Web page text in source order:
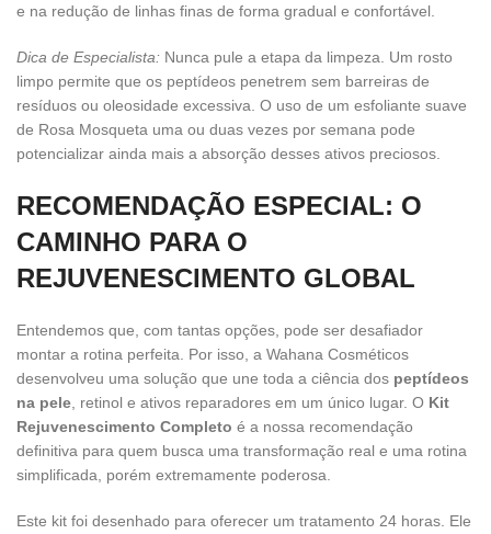
e na redução de linhas finas de forma gradual e confortável.
Dica de Especialista: Nunca pule a etapa da limpeza. Um rosto
limpo permite que os peptídeos penetrem sem barreiras de
resíduos ou oleosidade excessiva. O uso de um esfoliante suave
de Rosa Mosqueta uma ou duas vezes por semana pode
potencializar ainda mais a absorção desses ativos preciosos.
RECOMENDAÇÃO ESPECIAL: O
CAMINHO PARA O
REJUVENESCIMENTO GLOBAL
Entendemos que, com tantas opções, pode ser desafiador
montar a rotina perfeita. Por isso, a Wahana Cosméticos
desenvolveu uma solução que une toda a ciência dos peptídeos
na pele , retinol e ativos reparadores em um único lugar. O Kit
Rejuvenescimento Completo é a nossa recomendação
definitiva para quem busca uma transformação real e uma rotina
simplificada, porém extremamente poderosa.
Este kit foi desenhado para oferecer um tratamento 24 horas. Ele